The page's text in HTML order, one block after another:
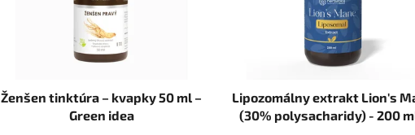
Ženšen tinktúra – kvapky 50 ml –
Green idea
Lipozomálny extrakt Lion's
(30% polysacharidy) - 200